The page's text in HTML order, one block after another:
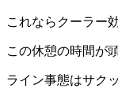
これならクーラー
この休憩の時間が
ライン事態はサク